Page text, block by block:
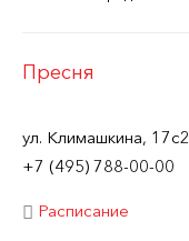
Пресня
ул. Климашкина, 17с2
+7 (495) 788-00-00
Расписание